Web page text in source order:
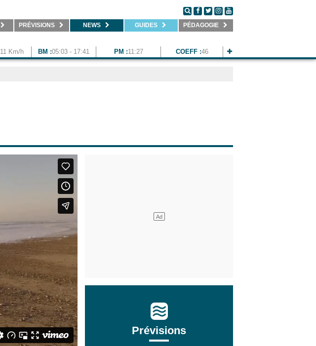
PRÉVISIONS NEWS GUIDES PÉDAGOGIE
11 Km/h BM :05:03 - 17:41 PM :11:27 COEFF :46
Prévisions